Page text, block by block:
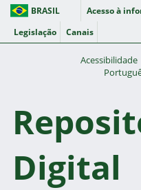
BRASIL Acesso à
Legislação
Canais
Acessibilidade
Digital